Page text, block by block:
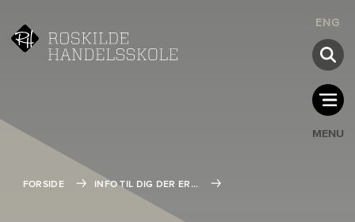
ENG
FORSIDE INFO TIL DIG DER ER...
MENU